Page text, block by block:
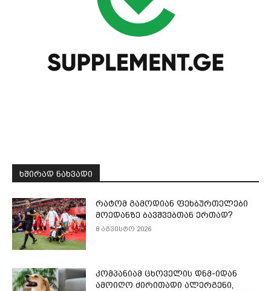
ᲮᲨᲘᲠᲐᲓ ᲜᲐᲮᲕᲐᲓᲘ
რატომ გამოდიან ფეხბურთელები
მოედანზე ბავშვებთან ერთად?
8 აგვისტო 2026
კომპანიამ ცხოველის დნმ-იდან
ამოიღო ძირითადი ალერგენი,